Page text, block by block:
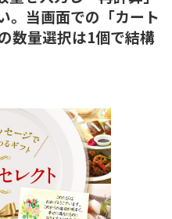
。当画面での「カート
数量選択は1個で結構